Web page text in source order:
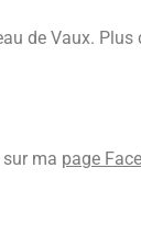
de Vaux. Plus
ma page